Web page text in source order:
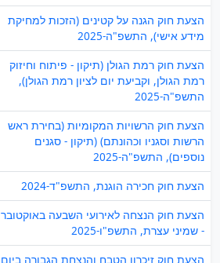
הצעת חוק הגנה על קטינים (הזכות למחיקת
מידע אישי), התשפ"ה-2025
הצעת חוק רמת הגולן (תיקון - פיתוח וחיזוק
רמת הגולן, וקביעת יום לציון רמת הגולן),
התשפ"ה-2025
הצעת חוק הרשויות המקומיות (בחירת ראש
הרשות וסגניו וכהונתם) (תיקון - סגנים
נוספים), התשפ"ה-2025
הצעת חוק חכירה הוגנת, התשפ"ד-2024
הצעת חוק הנצחה לאירועי השבעה באוקטובר
- שמיני עצרת, התשפ"ו-2025
הצעת חוק זיכרון הטבח והנצחת הגבורה ביום